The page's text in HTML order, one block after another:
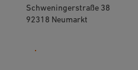
Schweningerstraße 38
92318 Neumarkt